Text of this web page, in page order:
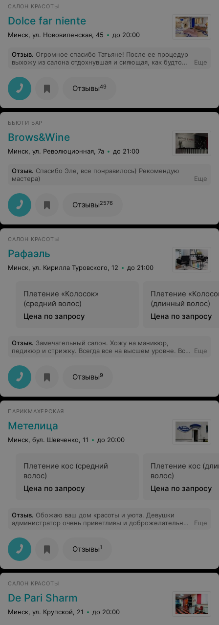
САЛОН КРАСОТЫ
Dolce far niente
Минск, ул. Нововиленская, 45 до 20:00
Отзыв. Огромное спасибо Татьяне! После ее процедур
выхожу из салона отдохнувшая и сияющая, как будто
мастера увидела значительное улучшение кожи. Всем
довольна!
Еще
Отзывы49
БЬЮТИ БАР
Brows&Wine
Минск, ул. Революционная, 7а до 21:00
Отзыв. Спасибо Эле, все понравилось) Рекомендую
мастера)
Еще
Отзывы2576
САЛОН КРАСОТЫ
Рафаэль
Минск, ул. Кирилла Туровского, 12 до 21:00
Плетение «Колосок»
(средний волос)
Цена по запросу
Плетение
(длинный волос)
Цена по запросу
Отзыв. Замечательный салон. Хожу на маникюр,
педикюр и стрижку. Всегда все на высшем уровне. Все
Еще
Отзывы9
ПАРИКМАХЕРСКАЯ
Метелица
Минск, бул. Шевченко, 11 до 20:00
Плетение кос (средний
волос)
Цена по запросу
Плетение кос
волос)
Цена по запросу
Отзыв. Обожаю ваш дом красоты и уюта. Девушки
администратор очень приветливы и доброжелательны.
добрым сердцем)
Еще
Отзывы1
САЛОН КРАСОТЫ
De Pari Sharm
Минск, ул. Крупской, 21 до 20:00